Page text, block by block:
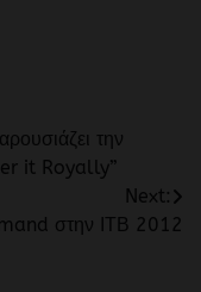
την
it Royally”
Next:
στην ΙΤΒ 2012